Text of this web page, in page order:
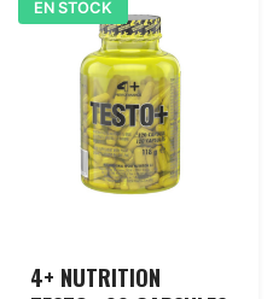
EN STOCK
4+ NUTRITION